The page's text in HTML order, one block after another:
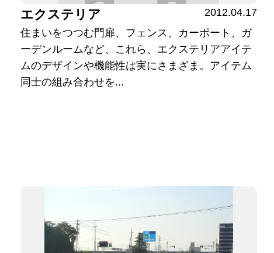
エクステリア
2012.04.17
住まいをつつむ門扉、フェンス、カーポート、ガ
ーデンルームなど、これら、エクステリアアイテ
ムのデザインや機能性は実にさまざま。アイテム
同士の組み合わせを...